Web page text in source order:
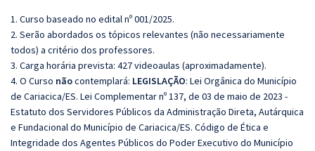
1. Curso baseado no edital nº 001/2025.
2. Serão abordados os tópicos relevantes (não necessariamente
todos) a critério dos professores.
3. Carga horária prevista: 427 videoaulas (aproximadamente).
4. O Curso nãocontemplará: LEGISLAÇÃO: Lei Orgânica do Município
de Cariacica/ES. Lei Complementar nº 137, de 03 de maio de 2023 -
Estatuto dos Servidores Públicos da Administração Direta, Autárquica
e Fundacional do Município de Cariacica/ES. Código de Ética e
Integridade dos Agentes Públicos do Poder Executivo do Município